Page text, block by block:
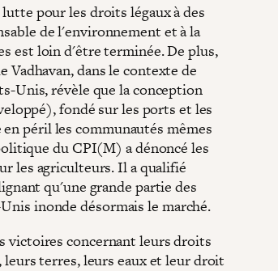
pour les droits légaux à des
de l'environnement et à la
est loin d'être terminée. De plus,
dans le contexte de
Unis, révèle que la conception
fondé sur les ports et les
péril les communautés mêmes
du CPI(M) a dénoncé les
les agriculteurs. Il a qualifié
qu'une grande partie des
inonde désormais le marché.
victoires concernant leurs droits
terres, leurs eaux et leur droit